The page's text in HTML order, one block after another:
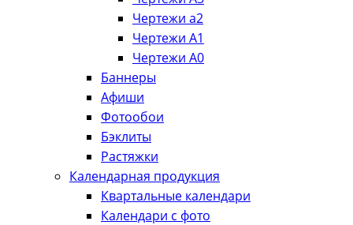
Чертежи а2
Чертежи А1
Чертежи А0
Баннеры
Афиши
Фотообои
Бэклиты
Растяжки
Календарная продукция
Квартальные календари
Календари с фото